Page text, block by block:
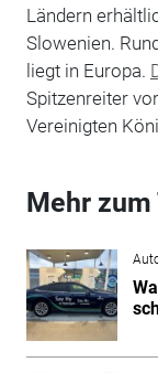
Ländern
Slowenien.
liegt in Europa.
Spitzenreiter vor
Vereinigten
Mehr zum